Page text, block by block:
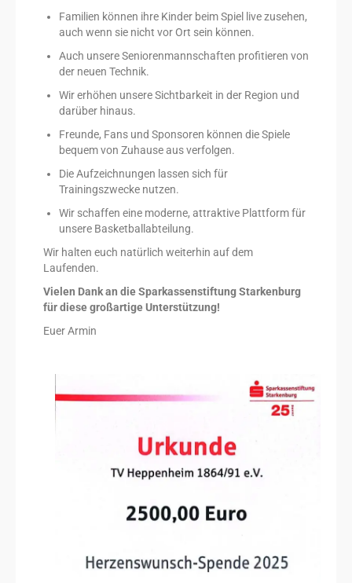
Familien können ihre Kinder beim Spiel live zusehen,
auch wenn sie nicht vor Ort sein können.
Auch unsere Seniorenmannschaften profitieren von
der neuen Technik.
Wir erhöhen unsere Sichtbarkeit in der Region und
darüber hinaus.
Freunde, Fans und Sponsoren können die Spiele
bequem von Zuhause aus verfolgen.
Die Aufzeichnungen lassen sich für
Trainingszwecke nutzen.
Wir schaffen eine moderne, attraktive Plattform für
unsere Basketballabteilung.
Wir halten euch natürlich weiterhin auf dem
Laufenden.
Vielen Dank an die Sparkassenstiftung Starkenburg
für diese großartige Unterstützung!
Euer Armin